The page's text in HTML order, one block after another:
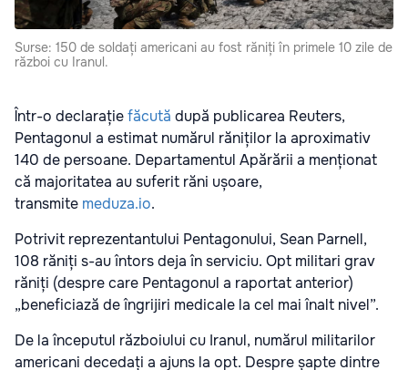
Surse: 150 de soldați americani au fost răniți în primele 10 zile de
război cu Iranul.
Într-o declarațiefăcută după publicarea Reuters,
Pentagonul a estimat numărul răniților la aproximativ
140 de persoane. Departamentul Apărării a menționat
că majoritatea au suferit răni ușoare,
transmite meduza.io.
Potrivit reprezentantului Pentagonului, Sean Parnell,
108 răniți s-au întors deja în serviciu. Opt militari grav
răniți (despre care Pentagonul a raportat anterior)
„beneficiază de îngrijiri medicale la cel mai înalt nivel”.
De la începutul războiului cu Iranul, numărul militarilor
americani decedați a ajuns la opt. Despre șapte dintre